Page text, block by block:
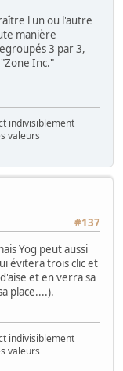
l'un ou l'autre
manière
3 par 3,
Inc."
indivisiblement
valeurs
#137
Yog peut aussi
évitera trois clic et
et en verra sa
place....).
indivisiblement
valeurs